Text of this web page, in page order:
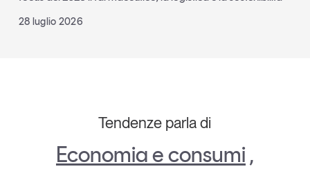
28 luglio 2026
Tendenze parla di
Economia e consumi ,